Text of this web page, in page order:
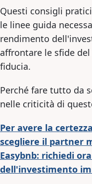
Questi consigli
le linee guida
rendimento
affrontare le sfide
fiducia.
Perché fare tutto da
nelle criticità di
Per avere la
scegliere il partner
Easybnb: richiedi
dell'investimento